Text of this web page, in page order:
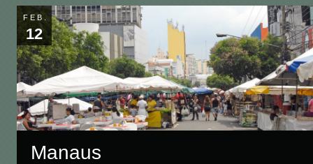
FEB.
12
Manaus